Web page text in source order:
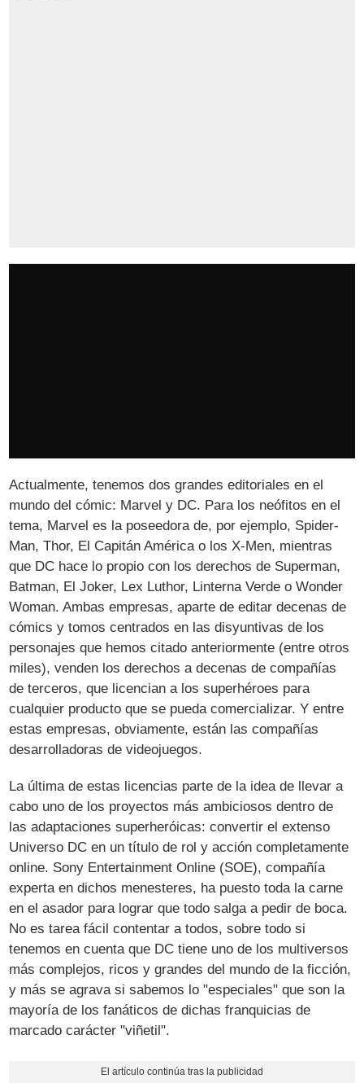
Actualmente, tenemos dos grandes editoriales en el
mundo del cómic: Marvel y DC. Para los neófitos en el
tema, Marvel es la poseedora de, por ejemplo, Spider-
Man, Thor, El Capitán América o los X-Men, mientras
que DC hace lo propio con los derechos de Superman,
Batman, El Joker, Lex Luthor, Linterna Verde o Wonder
Woman. Ambas empresas, aparte de editar decenas de
cómics y tomos centrados en las disyuntivas de los
personajes que hemos citado anteriormente (entre otros
miles), venden los derechos a decenas de compañías
de terceros, que licencian a los superhéroes para
cualquier producto que se pueda comercializar. Y entre
estas empresas, obviamente, están las compañías
desarrolladoras de videojuegos.
La última de estas licencias parte de la idea de llevar a
cabo uno de los proyectos más ambiciosos dentro de
las adaptaciones superheróicas: convertir el extenso
Universo DC en un título de rol y acción completamente
online. Sony Entertainment Online (SOE), compañía
experta en dichos menesteres, ha puesto toda la carne
en el asador para lograr que todo salga a pedir de boca.
No es tarea fácil contentar a todos, sobre todo si
tenemos en cuenta que DC tiene uno de los multiversos
más complejos, ricos y grandes del mundo de la ficción,
y más se agrava si sabemos lo "especiales" que son la
mayoría de los fanáticos de dichas franquicias de
marcado carácter "viñetil".